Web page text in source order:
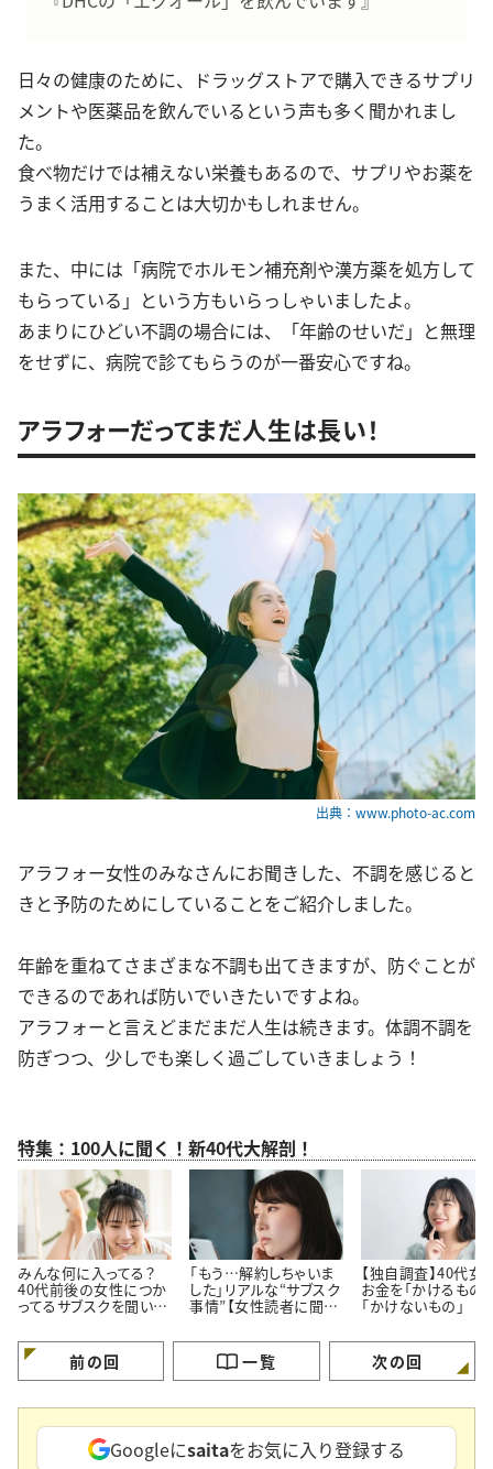
日々の健康のために、ドラッグストアで購入できるサプリ
メントや医薬品を飲んでいるという声も多く聞かれまし
た。
食べ物だけでは補えない栄養もあるので、サプリやお薬を
うまく活用することは大切かもしれません。
また、中には「病院でホルモン補充剤や漢方薬を処方して
もらっている」という方もいらっしゃいましたよ。
あまりにひどい不調の場合には、「年齢のせいだ」と無理
をせずに、病院で診てもらうのが一番安心ですね。
アラフォーだってまだ人生は長い！
出典：www.photo-ac.com
アラフォー女性のみなさんにお聞きした、不調を感じると
きと予防のためにしていることをご紹介しました。
年齢を重ねてさまざまな不調も出てきますが、防ぐことが
できるのであれば防いでいきたいですよね。
アラフォーと言えどまだまだ人生は続きます。体調不調を
防ぎつつ、少しでも楽しく過ごしていきましょう！
特集：100人に聞く！新40代大解剖！
みんな何に入ってる？
40代前後の女性につか
ってるサブスクを聞いて
「もう…解約しちゃいま
した」リアルな“サブスク
事情”【女性読者に聞い
【独自調査】40代女
お金を「かけるもの」
「かけないもの」
前の回 一覧 次の回
Googleにsaitaをお気に入り登録する